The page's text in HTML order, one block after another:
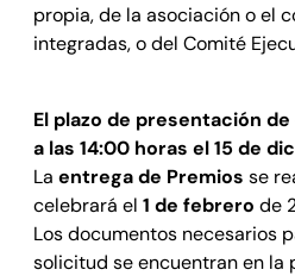
propia, de la asociación o el
integradas, o del Comité
El plazo de presentación
a las 14:00 horas el 15 de
La entrega de Premios se
celebrará el 1 de febrero de
Los documentos necesarios
solicitud se encuentran en la